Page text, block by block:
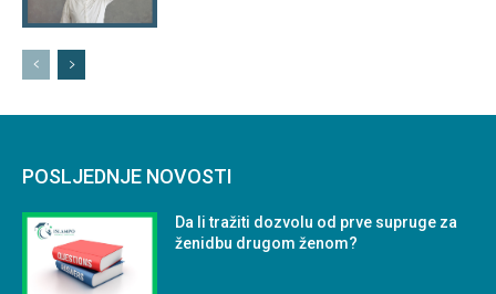
POSLJEDNJE NOVOSTI
Da li tražiti dozvolu od prve supruge za
ženidbu drugom ženom?